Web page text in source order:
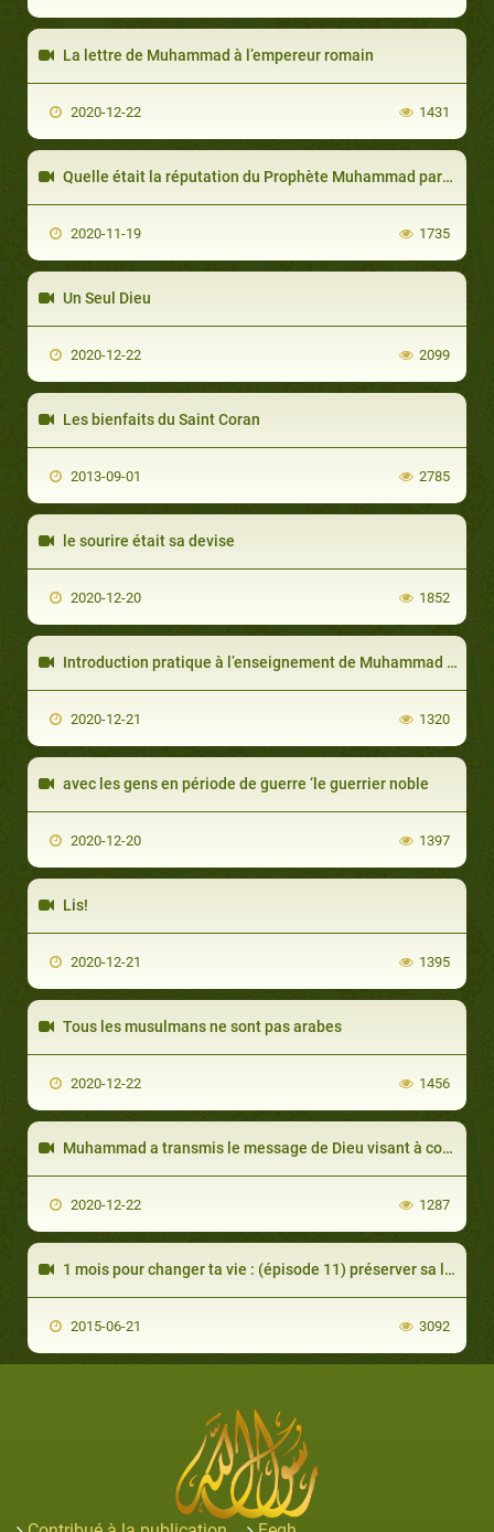
La lettre de Muhammad à l’empereur romain
2020-12-22 1431
Quelle était la réputation du Prophète Muhammad parmi son peuple?
2020-11-19 1735
Un Seul Dieu
2020-12-22 2099
Les bienfaits du Saint Coran
2013-09-01 2785
le sourire était sa devise
2020-12-20 1852
Introduction pratique à l’enseignement de Muhammad en Abyssinie
2020-12-21 1320
avec les gens en période de guerre ‘le guerrier noble
2020-12-20 1397
Lis!
2020-12-21 1395
Tous les musulmans ne sont pas arabes
2020-12-22 1456
Muhammad a transmis le message de Dieu visant à contrôler la polygamie
2020-12-22 1287
1 mois pour changer ta vie : (épisode 11) préserver sa langue de la médisance
2015-06-21 3092